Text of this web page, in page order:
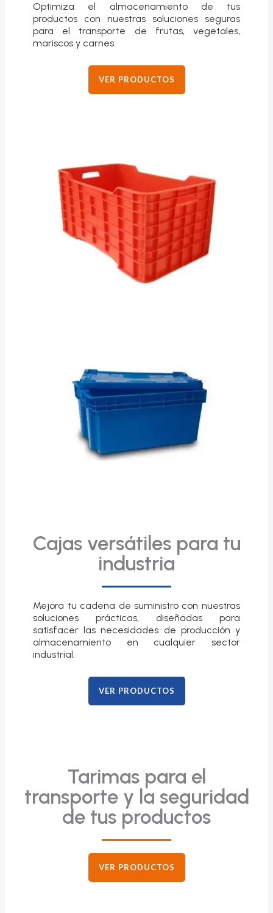
Optimiza el almacenamiento de tus
productos con nuestras soluciones seguras
para el transporte de frutas, vegetales,
mariscos y carnes
VER PRODUCTOS
Cajas versátiles para tu
industria
Mejora tu cadena de suministro con nuestras
soluciones prácticas, diseñadas para
satisfacer las necesidades de producción y
almacenamiento en cualquier sector
industrial.
VER PRODUCTOS
Tarimas para el
transporte y la seguridad
de tus productos
VER PRODUCTOS